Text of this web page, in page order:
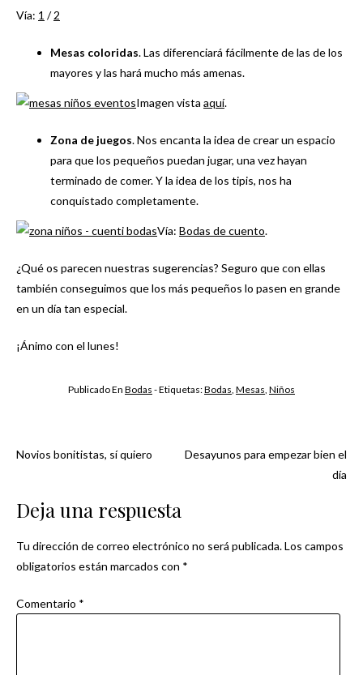
Vía: 1 /2
Mesas coloridas. Las diferenciará fácilmente de las de los
mayores y las hará mucho más amenas.
Imagen vista aquí.
Zona de juegos. Nos encanta la idea de crear un espacio
para que los pequeños puedan jugar, una vez hayan
terminado de comer. Y la idea de los tipis, nos ha
conquistado completamente.
Vía: Bodas de cuento.
¿Qué os parecen nuestras sugerencias? Seguro que con ellas
también conseguimos que los más pequeños lo pasen en grande
en un día tan especial.
¡Ánimo con el lunes!
Publicado En Bodas - Etiquetas:Bodas Mesas Niños
Navegación
de
entradas
Novios bonitistas, sí quiero
Desayunos para empezar bien el
día
Deja una respuesta
Tu dirección de correo electrónico no será publicada.Los campos
obligatorios están marcados con *
Comentario *